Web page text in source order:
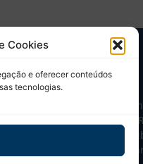
Cookies
e oferecer conteúdos
tecnologias.
SOBRE NÓS
Desde 2004
sobre o Clube do
Tudo o que sai
em um único